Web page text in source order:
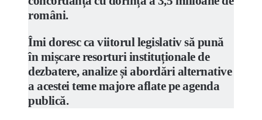
români.
Îmi doresc ca viitorul legislativ să pună
în mișcare resorturi instituționale de
dezbatere, analize și abordări alternative
a acestei teme majore aflate pe agenda
publică.